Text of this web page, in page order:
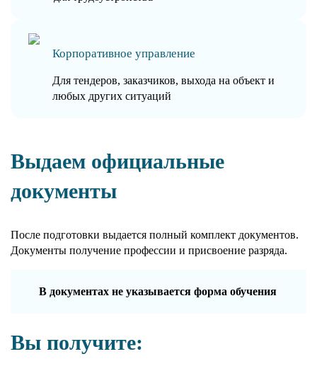
Корпоративное управление
Для тендеров, заказчиков, выхода на объект и
любых других ситуаций
Выдаем официальные
документы
После подготовки выдается полный комплект документов.
Документы получение профессии и присвоение разряда.
В документах не указывается форма обучения
Вы получите: